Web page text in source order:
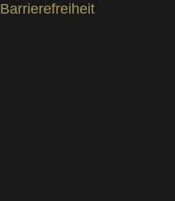
Barrierefreiheit